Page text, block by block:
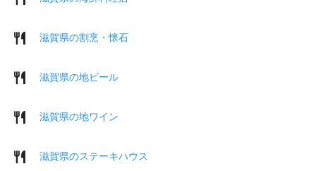
滋賀県の割烹・懐石
滋賀県の地ビール
滋賀県の地ワイン
滋賀県のステーキハウス